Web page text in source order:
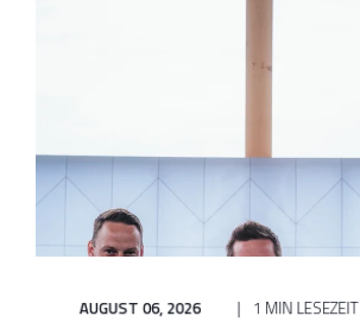
AUGUST 06, 2026 1 MIN LESEZEIT